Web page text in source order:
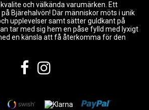
och välkända varumärken. Ett
Bjärehalvön! Där människor möts i unik
upplevelser samt sätter guldkant på
tar med sig hem en påse fylld med lyxigt
en känsla att få återkomma för den